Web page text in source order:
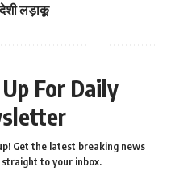
लड़ाकू
For Daily
Get the latest breaking news
to your inbox.